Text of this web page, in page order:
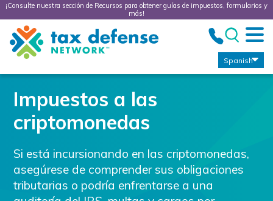
¡Consulte nuestra sección de Recursos para obtener guías de impuestos, formularios y
más!
Tax
Defense
Network
Spanish
Impuestos a las
criptomonedas
Si está incursionando en las criptomonedas,
asegúrese de comprender sus obligaciones
tributarias o podría enfrentarse a una